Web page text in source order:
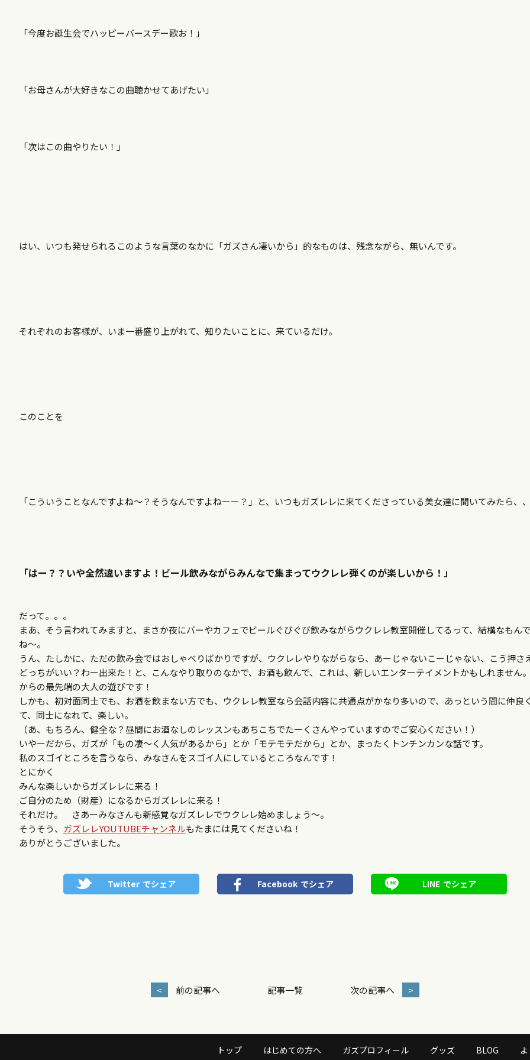
「今度お誕生会でハッピーバースデー歌お！」
「お母さんが大好きなこの曲聴かせてあげたい」
「次はこの曲やりたい！」
はい、いつも発せられるこのような言葉のなかに「ガズさん凄いから」的なものは、残念ながら、無いんです。
それぞれのお客様が、いま一番盛り上がれて、知りたいことに、来ているだけ。
このことを
「こういうことなんですよね～？そうなんですよねーー？」と、いつもガズレレに来てくださっている美女達に聞いてみたら、
「はー？？いや全然違いますよ！ビール飲みながらみんなで集まってウクレレ弾くのが楽しいから！」
だって。。。
まあ、そう言われてみますと、まさか夜にバーやカフェでビールぐびぐび飲みながらウクレレ教室開催してるって、結構なもん
ね～。
うん、たしかに、ただの飲み会ではおしゃべりばかりですが、ウクレレやりながらなら、あーじゃないこーじゃない、こう押さ
どっちがいい？わー出来た！と、こんなやり取りのなかで、お酒も飲んで、これは、新しいエンターテイメントかもしれません
からの最先端の大人の遊びです！
しかも、初対面同士でも、お酒を飲まない方でも、ウクレレ教室なら会話内容に共通点がかなり多いので、あっという間に仲良
て、同士になれて、楽しい。
（あ、もちろん、健全な？昼間にお酒なしのレッスンもあちこちでたーくさんやっていますのでご安心ください！）
いやーだから、ガズが「もの凄～く人気があるから」とか「モテモテだから」とか、まったくトンチンカンな話です。
私のスゴイところを言うなら、みなさんをスゴイ人にしているところなんです！
とにかく
みんな楽しいからガズレレに来る！
ご自分のため（財産）になるからガズレレに来る！
それだけ。 さあーみなさんも新感覚なガズレレでウクレレ始めましょう～。
そうそう、 ガズレレYOUTUBEチャンネルもたまには見てくださいね！
ありがとうございました。
Twitter でシェア Facebook でシェア LINE でシェア
< 前の記事へ 記事一覧 次の記事へ >
トップ はじめての方へ ガズプロフィール グッズ BLOG